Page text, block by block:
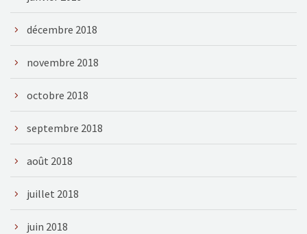
décembre 2018
novembre 2018
octobre 2018
septembre 2018
août 2018
juillet 2018
juin 2018